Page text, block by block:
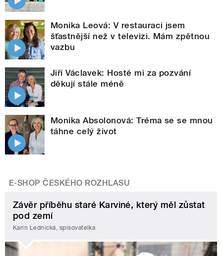
Monika Leová: V restauraci jsem
šťastnější než v televizi. Mám zpětnou
vazbu
Jiří Václavek: Hosté mi za pozvání
děkují stále méně
Monika Absolonová: Tréma se se mnou
táhne celý život
E-SHOP ČESKÉHO ROZHLASU
Závěr příběhu staré Karviné, který měl zůstat
pod zemí
Karin Lednická, spisovatelka